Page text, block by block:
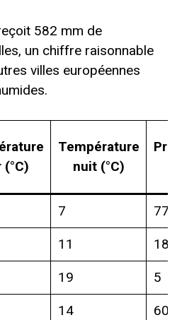
582 mm de
un chiffre raisonnable
villes européennes
(°C)
Température
nuit (°C)
7 77
11 18
19 5
14 60